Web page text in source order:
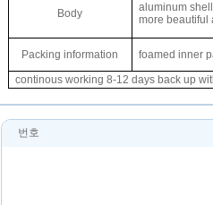
Body
aluminum
more beautiful
Packing information foamed inner
continous working 8-12 days back up
번호